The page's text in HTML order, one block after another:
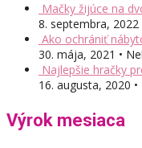
Mačky žijúce na
8. septembra,
Ako ochrániť
30. mája, 2021 •
Najlepšie hračky
16. augusta, 2020
Výrok mesiaca